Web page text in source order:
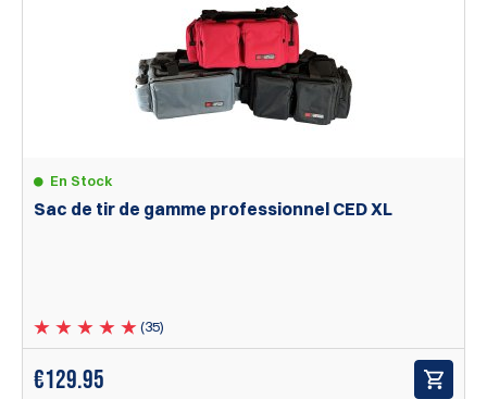
En Stock
Sac de tir de gamme professionnel CED XL
(35)
€129.95